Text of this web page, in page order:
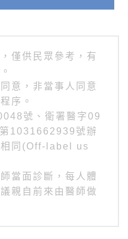
僅供民眾參考，有
意，非當事人同意
序。
號、衛署醫字09
1031662939號辦
相同(Off-label us
當面診斷，每人體
親自前來由醫師做